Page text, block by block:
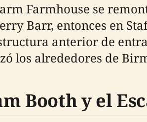
Farmhouse se
Barr, entonces en
anterior de
los alrededores de
Booth y el